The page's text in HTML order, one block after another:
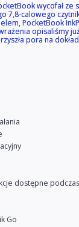
wycofał ze
7,8-calowego
PocketBook
opisaliśmy
pora na
dostępne
Go